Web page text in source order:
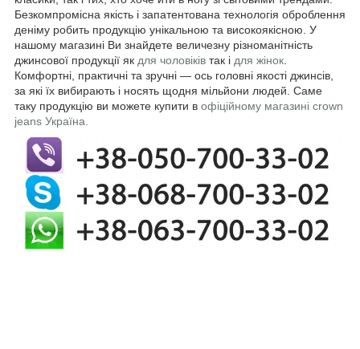
Безкомпромісна якість і запатентована технологія оброблення
деніму робить продукцію унікальною та високоякісною. У
нашому магазині Ви знайдете величезну різноманітність
джинсової продукції як для чоловіків так і для жінок
Комфортні, практичні та зручні — ось головні якості джинсів,
за які їх вибирають і носять щодня мільйони людей. Саме
таку продукцію ви можете купити в офіційному магазині crown
jeans Україна.